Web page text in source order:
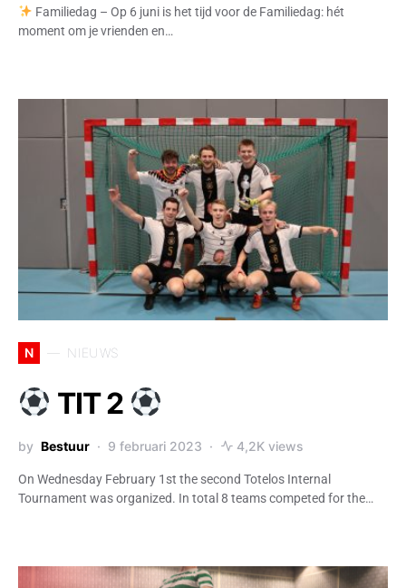
Familiedag – Op 6 juni is het tijd voor de Familiedag: hét
moment om je vrienden en…
N NIEUWS
TIT 2
by Bestuur 9 februari 2023 4,2K views
On Wednesday February 1st the second Totelos Internal
Tournament was organized. In total 8 teams competed for the…